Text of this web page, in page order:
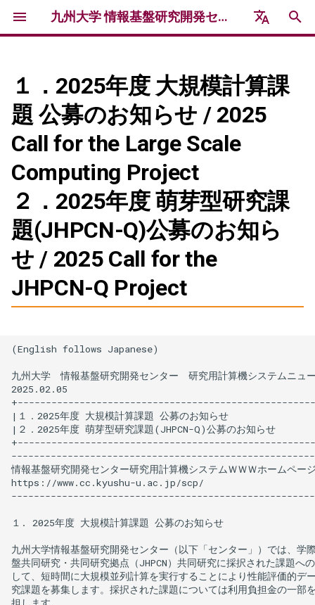
九州大学 情報基盤研究開発センター 研究用計算機システム
日本語
を
初
期
化
玄界システム情報
玄界ハードウェア
玄界ソフトウェア
利用方法
これから玄界を利用する方へ
玄界の利用開始手続き
ポータルアカウントの作成
プロジェクトの申請
プロジェクトへの参加
購入
ストレージとファイル操作
ソフトウェアの利用方法
ジョブの利用法
リソースグループ
仮想ホスト
FAQ、お役立ち情報
利用制度
利用資格
トライアルユース
利用負担金制度
利用負担金の支払い
民間利用制度
イベント
2026年度 講習会 /
Workshops & Trainings 2026
フォーラム・シンポジウム /
Forums & Symposiums
お知らせ
研究用計算機システムニュー
ス
運用情報 / Operational
Information
過去の障害情報 / Past
Failure Information
利用報告・謝辞
研究成果
民間利用成果報告
謝辞記載のお願い
アクセス・連絡先
更新履歴
１．2025年度 大規模計算課
題 公募のお知らせ / 2025
Call for the Large Scale
Computing Project
２．2025年度 萌芽型研究課
題(JHPCN-Q)公募のお知ら
せ / 2025 Call for the
JHPCN-Q Project
(English follows Japanese)
九州大学　情報基盤研究開発センター　研究用計算機システムニュ
2025.02.05
|１．2025年度 大規模計算課題 公募のお知らせ　　　　　　　　
|２．2025年度 萌芽型研究課題(JHPCN-Q)公募のお知らせ　　　
情報基盤研究開発センター研究用計算機システムＷＷＷホームペー
https://www.cc.kyushu-u.ac.jp/scp/
１. 2025年度 大規模計算課題 公募のお知らせ
九州大学情報基盤研究開発センター（以下「センター」）では、学
盤共同研究・共同研究拠点（JHPCN）共同研究に採択された課題へ
して、短時間に大規模並列計算を実行することにより性能評価的デ
究課題を募集します。採択された課題については利用負担金の一部